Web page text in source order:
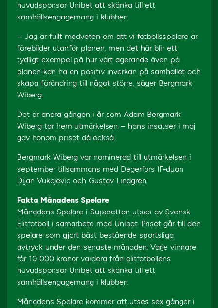
huvudsponsor Unibet att skänka till ett
samhällsengagemang i klubben.
– Jag är fullt medveten om att vi fotbollsspelare är
förebilder utanför planen, men det här blir ett
tydligt exempel på hur vårt agerande även på
planen kan ha en positiv inverkan på samhället och
skapa förändring till något större, säger Bergmark
Wiberg.
Det är andra gången i år som Adam Bergmark
Wiberg tar hem utmärkelsen – hans insatser i maj
gav honom priset då också.
Bergmark Wiberg var nominerad till utmärkelsen i
september tillsammans med Degerfors IF-duon
Dijan Vukojevic och Gustav Lindgren.
Fakta Månadens Spelare
Månadens Spelare i Superettan utses av Svensk
Elitfotboll i samarbete med Unibet. Priset går till den
spelare som gjort bäst bestående sportsliga
avtryck under den senaste månaden. Varje vinnare
får 10 000 kronor vardera från elitfotbollens
huvudsponsor Unibet att skänka till ett
samhällsengagemang i klubben.
Månadens Spelare kommer att utses sex gånger i